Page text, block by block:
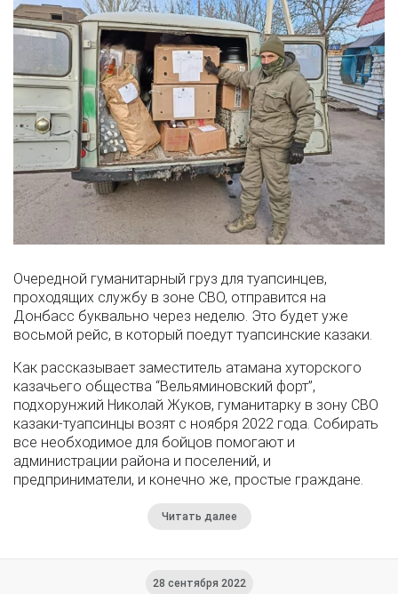
Очередной гуманитарный груз для туапсинцев,
проходящих службу в зоне СВО, отправится на
Донбасс буквально через неделю. Это будет уже
восьмой рейс, в который поедут туапсинские казаки.
Как рассказывает заместитель атамана хуторского
казачьего общества “Вельяминовский форт”,
подхорунжий Николай Жуков, гуманитарку в зону СВО
казаки-туапсинцы возят с ноября 2022 года. Собирать
все необходимое для бойцов помогают и
администрации района и поселений, и
предприниматели, и конечно же, простые граждане.
Читать далее
28 сентября 2022